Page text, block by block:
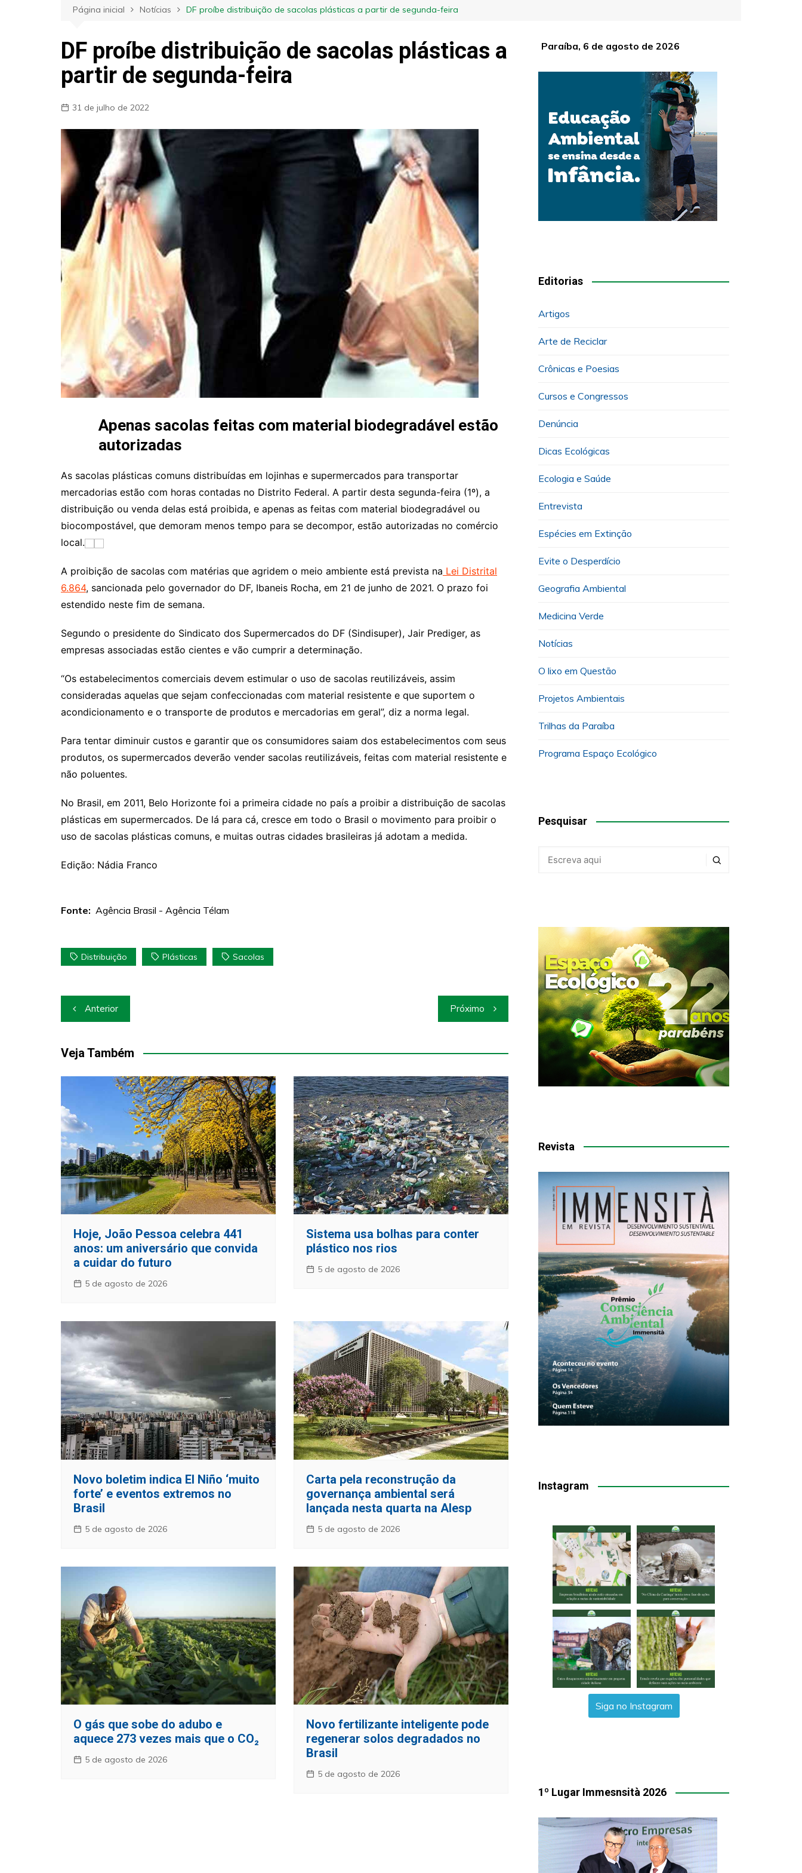
Página inicial Notícias DF proíbe distribuição de sacolas plásticas a partir de segunda-feira
DF proíbe distribuição de sacolas plásticas a
partir de segunda-feira
31 de julho de 2022
Apenas sacolas feitas com material biodegradável estão
autorizadas
As sacolas plásticas comuns distribuídas em lojinhas e supermercados para transportar
mercadorias estão com horas contadas no Distrito Federal. A partir desta segunda-feira (1º), a
distribuição ou venda delas está proibida, e apenas as feitas com material biodegradável ou
biocompostável, que demoram menos tempo para se decompor, estão autorizadas no comércio
local.
A proibição de sacolas com matérias que agridem o meio ambiente está prevista na Lei Distrital
6.864, sancionada pelo governador do DF, Ibaneis Rocha, em 21 de junho de 2021. O prazo foi
estendido neste fim de semana.
Segundo o presidente do Sindicato dos Supermercados do DF (Sindisuper), Jair Prediger, as
empresas associadas estão cientes e vão cumprir a determinação.
“Os estabelecimentos comerciais devem estimular o uso de sacolas reutilizáveis, assim
consideradas aquelas que sejam confeccionadas com material resistente e que suportem o
acondicionamento e o transporte de produtos e mercadorias em geral”, diz a norma legal.
Para tentar diminuir custos e garantir que os consumidores saiam dos estabelecimentos com seus
produtos, os supermercados deverão vender sacolas reutilizáveis, feitas com material resistente e
não poluentes.
No Brasil, em 2011, Belo Horizonte foi a primeira cidade no país a proibir a distribuição de sacolas
plásticas em supermercados. De lá para cá, cresce em todo o Brasil o movimento para proibir o
uso de sacolas plásticas comuns, e muitas outras cidades brasileiras já adotam a medida.
Edição: Nádia Franco
Fonte: Agência Brasil - Agência Télam
Distribuição Plásticas Sacolas
Navegação
de
Post
Anterior Próximo
Veja Também
Hoje, João Pessoa celebra 441
anos: um aniversário que convida
a cuidar do futuro
5 de agosto de 2026
Sistema usa bolhas para conter
plástico nos rios
5 de agosto de 2026
Novo boletim indica El Niño ‘muito
forte’ e eventos extremos no
Brasil
5 de agosto de 2026
Carta pela reconstrução da
governança ambiental será
lançada nesta quarta na Alesp
5 de agosto de 2026
O gás que sobe do adubo e
aquece 273 vezes mais que o CO₂
5 de agosto de 2026
Novo fertilizante inteligente pode
regenerar solos degradados no
Brasil
5 de agosto de 2026
Paraíba, 6 de agosto de 2026
Editorias
Artigos
Arte de Reciclar
Crônicas e Poesias
Cursos e Congressos
Denúncia
Dicas Ecológicas
Ecologia e Saúde
Entrevista
Espécies em Extinção
Evite o Desperdício
Geografia Ambiental
Medicina Verde
Notícias
O lixo em Questão
Projetos Ambientais
Trilhas da Paraíba
Programa Espaço Ecológico
Pesquisar
Revista
Instagram
Siga no Instagram
1º Lugar Immesnsità 2026